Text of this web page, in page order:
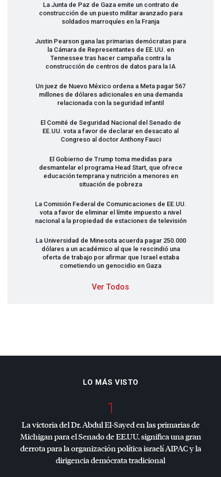
La Junta de Paz de Gaza emite un contrato de
construcción de un puesto militar avanzado para
soldados marroquíes en la Franja
Justin Pearson gana las primarias demócratas para
la Cámara de Representantes de EE.UU. en
Tennessee tras hacer campaña contra la
construcción de centros de datos para la IA
Un juez de Nuevo México ordena a Meta pagar 567
millones de dólares adicionales en una demanda
relacionada con la seguridad infantil
El Comité de Seguridad Nacional del Senado de
EE.UU. vota a favor de declarar en desacato al
Congreso al doctor Anthony Fauci
El Gobierno de Trump toma medidas para
desmantelar el programa Head Start, que ofrece
educación temprana y nutrición a menores en
situación de pobreza
La Comisión Federal de Comunicaciones de EE.UU.
vota a favor de eliminar el límite impuesto a nivel
nacional a la propiedad de estaciones de televisión
La Universidad de Minesota acuerda pagar 250.000
dólares a un académico al que le rescindió una
oferta de trabajo por afirmar que Israel estaba
cometiendo un genocidio en Gaza
Ver Todos
LO MÁS VISTO
1
La victoria del Dr. Abdul El-Sayed en las primarias de
Michigan para el Senado de EE.UU. significa una gran
derrota para la organización política israelíAIPACy la
dirigencia demócrata tradicional